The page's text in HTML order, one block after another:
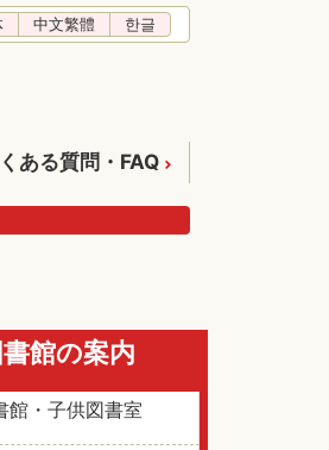
中文繁體 한글
ある質問・FAQ
館の案内
館・子供図書室